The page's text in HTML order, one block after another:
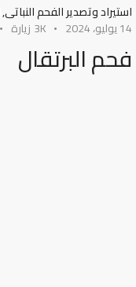
استيراد وتصدير الفحم النباتى,
14 يوليو، 2024
3K زيارة
فحم البرتقال